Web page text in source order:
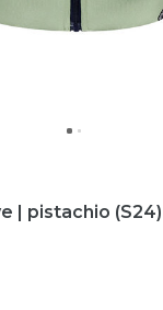
| pistachio (S24)